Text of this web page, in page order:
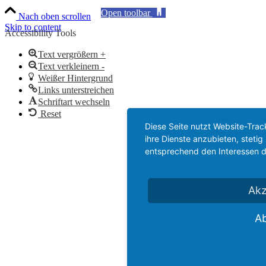
Nach oben scrollen
Diese Seite nutzt Website-
ihre Dienste anzubieten,
entsprechend den Interessen
Skip to content
Open toolbar
Accessibility Tools
Text vergrößern +
Text verkleinern -
Weißer Hintergrund
Links unterstreichen
Schriftart wechseln
Reset